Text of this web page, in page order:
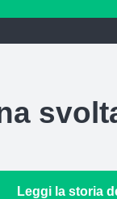
Leggi la storia